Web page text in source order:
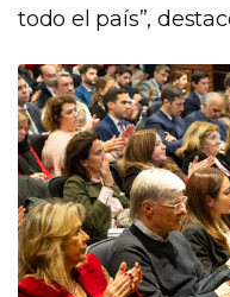
todo el país”,